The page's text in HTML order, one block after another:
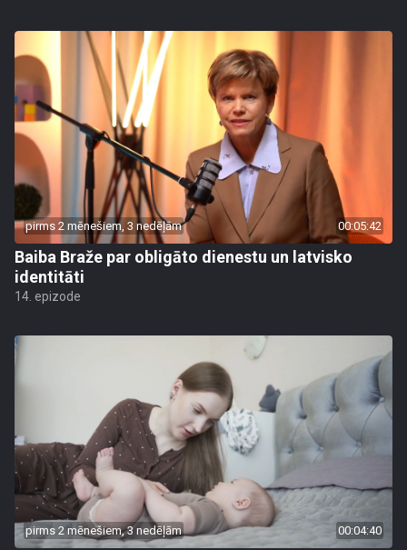
pirms 2 mēnešiem, 3 nedēļām 00:05:42
Baiba Braže par obligāto dienestu un latvisko
identitāti
14. epizode
pirms 2 mēnešiem, 3 nedēļām 00:04:40